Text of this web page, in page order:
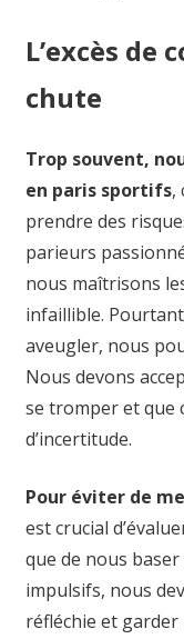
L’excès de
chute
Trop souvent,
en paris sportifs,
prendre des
parieurs
nous maîtrisons
infaillible.
aveugler, nous
Nous devons
se tromper et que
d’incertitude.
Pour éviter de
est crucial
que de nous
impulsifs, nous
réfléchie et